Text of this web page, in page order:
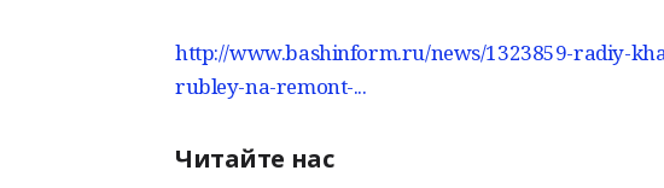
http://www.bashinform.ru/news/1323859-radiy-
rubley-na-remont-...
Читайте нас